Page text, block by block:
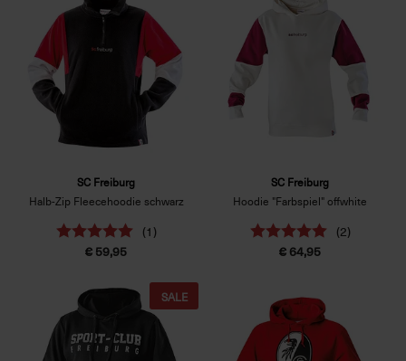
SC Freiburg
Halb-Zip Fleecehoodie schwarz
(1)
€ 59,95
SC Freiburg
Hoodie "Farbspiel" offwhite
(2)
€ 64,95
SALE